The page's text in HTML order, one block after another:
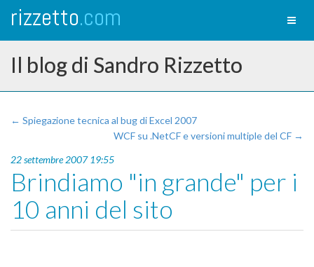
rizzetto.com
Il blog di Sandro Rizzetto
← Spiegazione tecnica al bug di Excel 2007
WCF su .NetCF e versioni multiple del CF →
22 settembre 2007 19:55
Brindiamo "in grande" per i
10 anni del sito